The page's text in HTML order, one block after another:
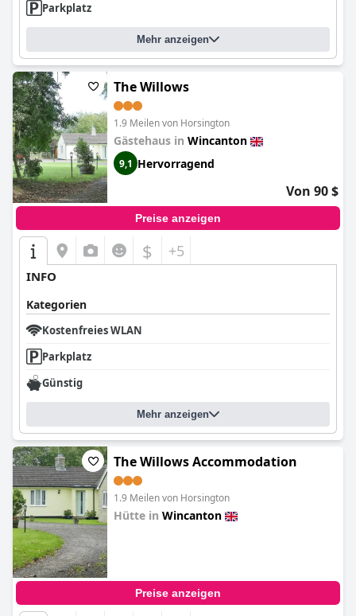
Parkplatz
Mehr anzeigen
The Willows
1.9 Meilen von Horsington
Gästehaus in Wincanton
9,1 Hervorragend
Von 90 $
Preise anzeigen
$ +5
INFO
Kategorien
Kostenfreies WLAN
Parkplatz
Günstig
Mehr anzeigen
The Willows Accommodation
1.9 Meilen von Horsington
Hütte in Wincanton
Preise anzeigen